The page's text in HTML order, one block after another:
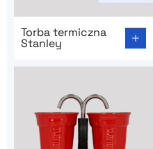
Torba termiczna
Stanley